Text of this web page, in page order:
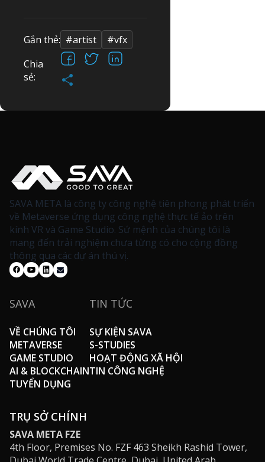
Gắn thẻ: #artist
#vfx
Chia
sẻ:
Facebook
X
SAVA META là công ty công nghệ tiên phong phát triển
về Metaverse ứng dụng công nghệ thực tế ảo trên
kính VR và Game Studio. Sứ mệnh của chúng tôi là
mang đến trải nghiệm chưa từng có cho cộng đồng
thông qua các dự án thú vị.
SAVA
VỀ CHÚNG TÔI
METAVERSE
GAME STUDIO
AI & BLOCKCHAIN
TUYỂN DỤNG
TIN TỨC
SỰ KIỆN SAVA
S-STUDIES
HOẠT ĐỘNG XÃ HỘI
TIN CÔNG NGHỆ
TRỤ SỞ CHÍNH
SAVA META FZE
4th Floor, Premises No. FZF 463 Sheikh Rashid Tower,